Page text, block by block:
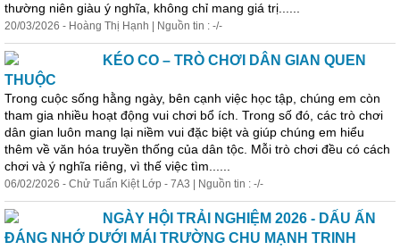
thường niên giàu ý nghĩa, không chỉ mang giá trị......
20/03/2026 - Hoàng Thị Hạnh | Nguồn tin : -/-
KÉO CO – TRÒ CHƠI DÂN GIAN QUEN
THUỘC
Trong cuộc sống hằng ngày, bên cạnh việc học tập, chúng em còn
tham gia nhiều hoạt động vui chơi bổ ích. Trong số đó, các trò chơi
dân gian luôn mang lại niềm vui đặc biệt và giúp chúng em hiểu
thêm về văn hóa truyền thống của dân tộc. Mỗi trò chơi đều có cách
chơi và ý nghĩa riêng, vì thế việc tìm......
06/02/2026 - Chử Tuấn Kiệt Lớp - 7A3 | Nguồn tin : -/-
NGÀY HỘI TRẢI NGHIỆM 2026 - DẤU ẤN
ĐÁNG NHỚ DƯỚI MÁI TRƯỜNG CHU MẠNH TRINH